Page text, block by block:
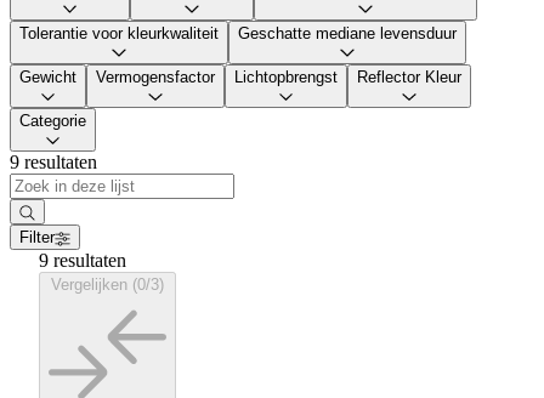
Tolerantie voor kleurkwaliteit Geschatte mediane levensduur
Gewicht Vermogensfactor Lichtopbrengst Reflector Kleur
Categorie
9 resultaten
Filter
9 resultaten